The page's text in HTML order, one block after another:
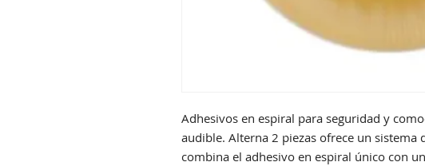
Adhesivos en espiral para seguridad y
audible. Alterna 2 piezas ofrece un sistema
combina el adhesivo en espiral único con un